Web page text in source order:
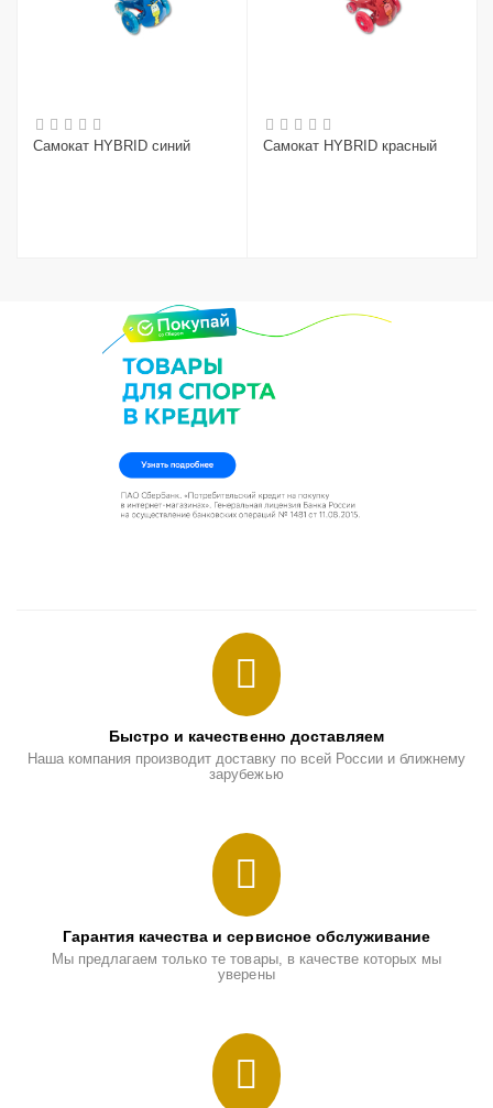
Самокат HYBRID синий Самокат HYBRID красный
Быстро и качественно доставляем
Наша компания производит доставку по всей России и ближнему
зарубежью
Гарантия качества и сервисное обслуживание
Мы предлагаем только те товары, в качестве которых мы
уверены